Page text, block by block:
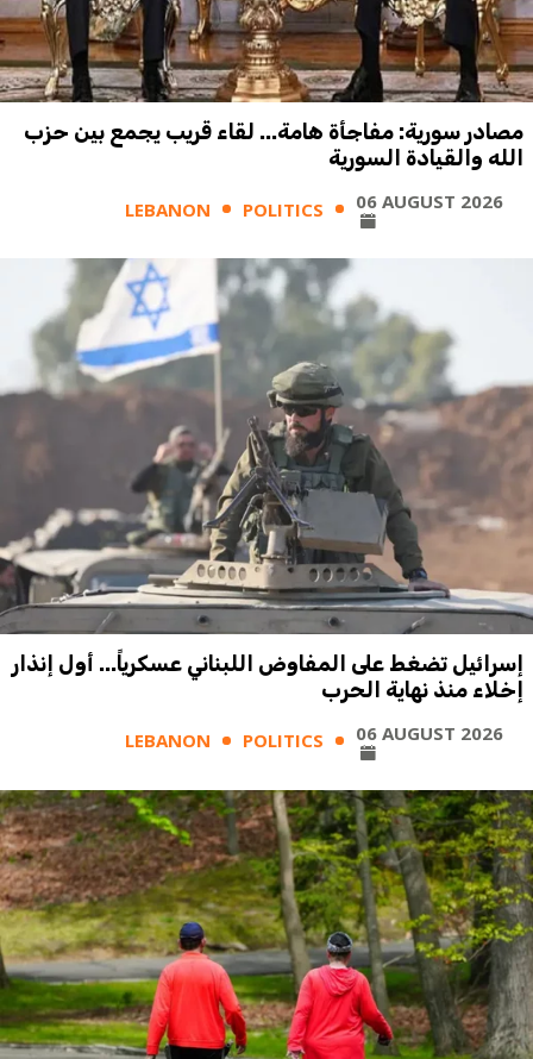
مصادر سورية: مفاجأة هامة... لقاء قريب يجمع بين حزب
الله والقيادة السورية
LEBANON POLITICS 06 AUGUST 2026
إسرائيل تضغط على المفاوض اللبناني عسكرياً... أول إنذار
إخلاء منذ نهاية الحرب
LEBANON POLITICS 06 AUGUST 2026